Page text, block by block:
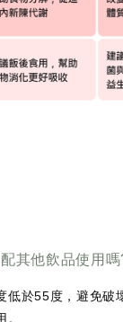
其他飲品使用嗎
低於55度，避免破